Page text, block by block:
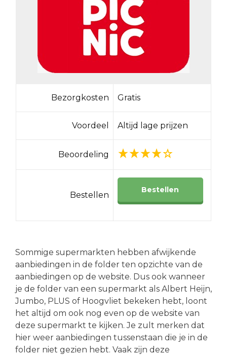
Bezorgkosten Gratis
Voordeel Altijd lage prijzen
Beoordeling
Bestellen
Bestellen
Sommige supermarkten hebben afwijkende
aanbiedingen in de folder ten opzichte van de
aanbiedingen op de website. Dus ook wanneer
je de folder van een supermarkt als Albert Heijn,
Jumbo, PLUS of Hoogvliet bekeken hebt, loont
het altijd om ook nog even op de website van
deze supermarkt te kijken. Je zult merken dat
hier weer aanbiedingen tussenstaan die je in de
folder niet gezien hebt. Vaak zijn deze